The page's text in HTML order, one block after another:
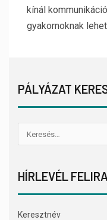
kínál
gyakornoknak
PÁLYÁZAT
HÍRLEVÉL
Keresztnév